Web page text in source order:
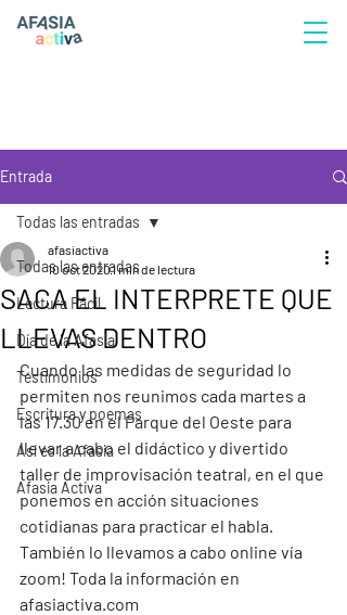
Entrada
Todas las entradas
Lectura Fácil
Día de la Afasia
Testimonios
Escritura y poemas
Así es la Afasia
Afasia Activa
Todas las entradas
SACA EL INTERPRETE QUE
LLEVAS DENTRO
afasiactiva
10 oct 20201 min de lectura
Cuando las medidas de seguridad lo
permiten nos reunimos cada martes a
las 17.30 en el Parque del Oeste para
llevar a cabo el didáctico y divertido
taller de improvisación teatral, en el que
ponemos en acción situaciones
cotidianas para practicar el habla.
También lo llevamos a cabo online vía
zoom! Toda la información en
afasiactiva.com